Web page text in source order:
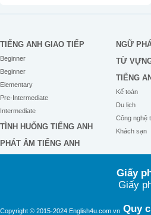
TIẾNG ANH GIAO TIẾP
Beginner
Beginner
Elementary
Pre-Intermediate
Intermediate
TÌNH HUỐNG TIẾNG ANH
PHÁT ÂM TIẾNG ANH
NGỮ
TỪ
TIẾNG
Kế toán
Du lịch
Công nghệ
Khách sạn
Copyright © 2015-2024 English4u.com.vn
Giấy
Giấy
Quy